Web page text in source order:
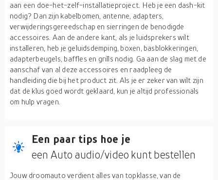
aan een doe-het-zelf-installatieproject. Heb je een dash-kit
nodig? Dan zijn kabelbomen, antenne, adapters,
verwijderingsgereedschap en sierringen de benodigde
accessoires. Aan de andere kant, als je luidsprekers wilt
installeren, heb je geluidsdemping, boxen, basblokkeringen,
adapterbeugels, baffles en grills nodig. Ga aan de slag met de
aanschaf van al deze accessoires en raadpleeg de
handleiding die bij het product zit. Als je er zeker van wilt zijn
dat de klus goed wordt geklaard, kun je altijd professionals
om hulp vragen.
Een paar tips hoe je
een Auto audio/video kunt bestellen
Jouw droomauto verdient alles van topklasse, van de